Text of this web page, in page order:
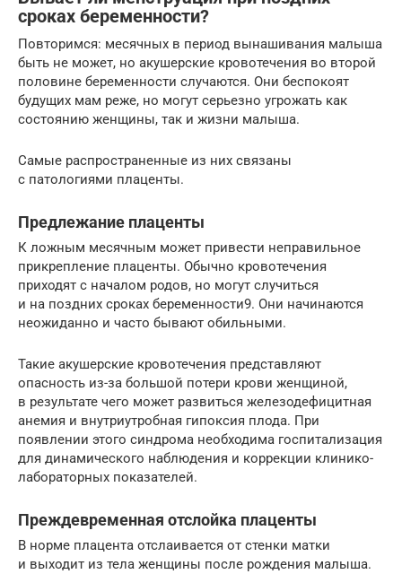
сроках беременности?
Повторимся: месячных в период вынашивания малыша
быть не может, но акушерские кровотечения во второй
половине беременности случаются. Они беспокоят
будущих мам реже, но могут серьезно угрожать как
состоянию женщины, так и жизни малыша.
Самые распространенные из них связаны
с патологиями плаценты.
Предлежание плаценты
К ложным месячным может привести неправильное
прикрепление плаценты. Обычно кровотечения
приходят с началом родов, но могут случиться
и на поздних сроках беременности9. Они начинаются
неожиданно и часто бывают обильными.
Такие акушерские кровотечения представляют
опасность из-за большой потери крови женщиной,
в результате чего может развиться железодефицитная
анемия и внутриутробная гипоксия плода. При
появлении этого синдрома необходима госпитализация
для динамического наблюдения и коррекции клинико-
лабораторных показателей.
Преждевременная отслойка плаценты
В норме плацента отслаивается от стенки матки
и выходит из тела женщины после рождения малыша.